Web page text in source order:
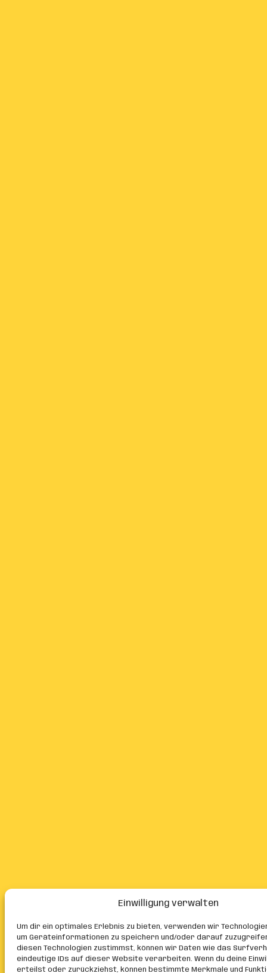
Einwilligung verwalten
Um dir ein optimales Erlebnis zu bieten, verwenden wir
um Geräteinformationen zu speichern und/oder darauf
diesen Technologien zustimmst, können wir Daten wie das
eindeutige IDs auf dieser Website verarbeiten. Wenn du deine
erteilst oder zurückziehst, können bestimmte Merkmale und